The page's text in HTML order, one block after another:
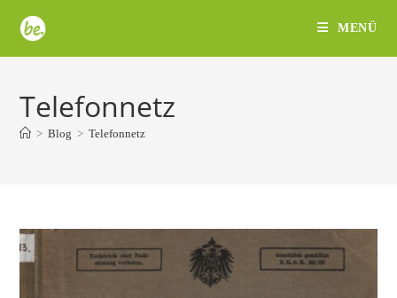
Inhalt
springen
MENÜ
Telefonnetz
> Blog > Telefonnetz